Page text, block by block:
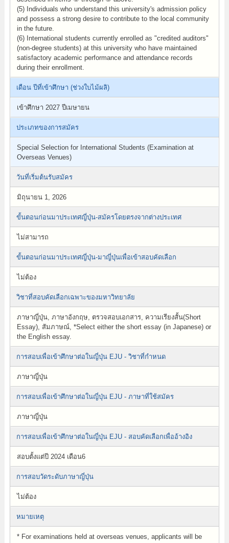
(5) Individuals who understand this university's admission policy
and possess a strong desire to contribute to the local community
in the future.
(6) International students currently enrolled as "credited auditors"
(non-degree students) at this university who have maintained
satisfactory academic performance and attendance records
during their enrollment.
เดือน ปีที่เข้าศึกษา (ช่วงใบไม้ผลิ)
เข้าศึกษา 2027 ปีเมษายน
ประเภทของการสมัคร
Special Selection for International Students (Examination at
Overseas Venues)
วันที่เริ่มต้นรับสมัคร
มิถุนายน 1, 2026
ขั้นตอนก่อนมาประเทศญี่ปุ่น-สมัครโดยตรงจากต่างประเทศ
ไม่สามารถ
ขั้นตอนก่อนมาประเทศญี่ปุ่น-มาญี่ปุ่นเพื่อเข้าสอบคัดเลือก
ไม่ต้อง
วิชาที่สอบคัดเลือกเฉพาะของมหาวิทยาลัย
ภาษาญี่ปุ่น, ภาษาอังกฤษ, ตรวจสอบเอกสาร, ความเรียงสั้น(Short
Essay), สัมภาษณ์, *Select either the short essay (in Japanese) or
the English essay.
การสอบเพื่อเข้าศึกษาต่อในญี่ปุ่น EJU - วิชาที่กำหนด
ภาษาญี่ปุ่น
การสอบเพื่อเข้าศึกษาต่อในญี่ปุ่น EJU - ภาษาที่ใช้สมัคร
ภาษาญี่ปุ่น
การสอบเพื่อเข้าศึกษาต่อในญี่ปุ่น EJU - สอบคัดเลือกเพื่ออ้างอิง
สอบตั้งแต่ปี 2024 เดือน6
การสอบวัดระดับภาษาญี่ปุ่น
ไม่ต้อง
หมายเหตุ
* For examinations held at overseas venues, applicants will be